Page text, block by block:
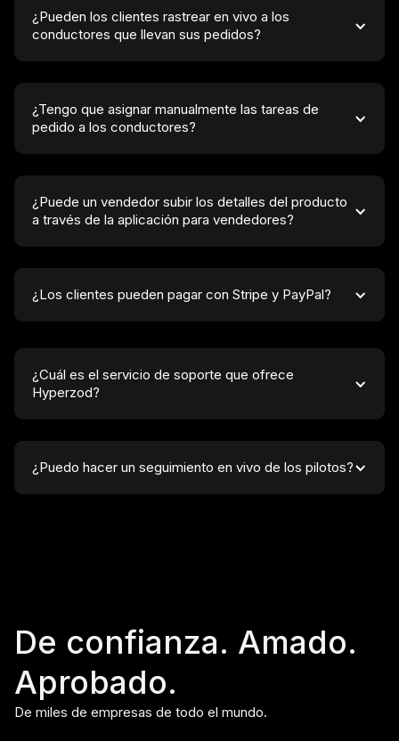
¿Pueden los clientes rastrear en vivo a los
conductores que llevan sus pedidos?
¿Tengo que asignar manualmente las tareas de
pedido a los conductores?
¿Puede un vendedor subir los detalles del producto
a través de la aplicación para vendedores?
¿Los clientes pueden pagar con Stripe y PayPal?
¿Cuál es el servicio de soporte que ofrece
Hyperzod?
¿Puedo hacer un seguimiento en vivo de los pilotos?
De confianza. Amado.
Aprobado.
De miles de empresas de todo el mundo.